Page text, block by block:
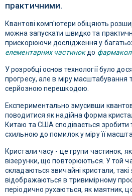
практичними.
Квантові комп'ютери обіцяють
можна запускати швидко та
прискорюючи дослідження у
елементарних частинокдо
У розробці основ технології було
прогресу, але в міру масштабування
серйозною перешкодою.
Експериментально змусивши
поводитися як надійна форма
Китаю та США сподівається зробити
схильною до помилок у міру її
Кристали часу - це групи частинок,
візерунки, що повторюються. У той
складаються звичайні кристали, такі
відображаються в тривимірному
періодично рухаються, як маятник,